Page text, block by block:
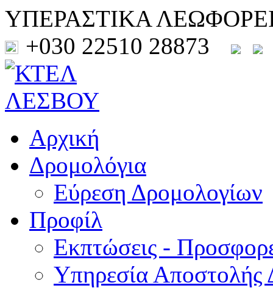
ΥΠΕΡΑΣΤΙΚΑ
+030 22510 28873
Αρχική
Δρομολόγια
Εύρεση Δρομολογίων
Προφίλ
Εκπτώσεις -
Υπηρεσία Αποστολής